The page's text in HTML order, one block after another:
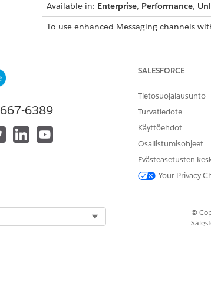
Available in: Enterprise, Performance,
To use enhanced Messaging channels
Set up an enhanced messaging
SeeSet Up Enhanced Chat
Create an enhanced case
6389
SALESFORCE
Tietosuojalausunto
Turvatiedote
Käyttöehdot
Osallistumisohjeet
Evästeasetusten
Your Privacy
©